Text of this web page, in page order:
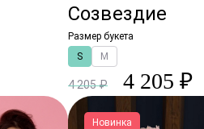
Созвездие
Размер букета
S
M
4 205 ₽ 4 205 ₽
Новинка